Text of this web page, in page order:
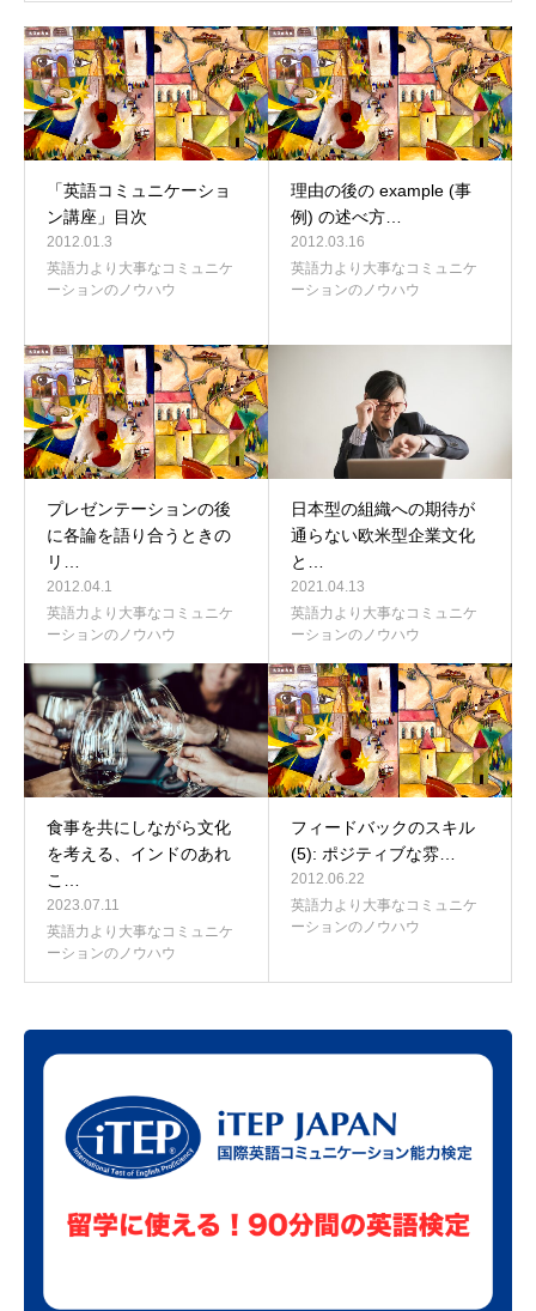
「英語コミュニケーショ
ン講座」目次
2012.01.3
英語力より大事なコミュニケ
ーションのノウハウ
理由の後の example (事
例) の述べ方…
2012.03.16
英語力より大事なコミュニケ
ーションのノウハウ
プレゼンテーションの後
に各論を語り合うときの
リ…
2012.04.1
英語力より大事なコミュニケ
ーションのノウハウ
日本型の組織への期待が
通らない欧米型企業文化
と…
2021.04.13
英語力より大事なコミュニケ
ーションのノウハウ
食事を共にしながら文化
を考える、インドのあれ
こ…
2023.07.11
英語力より大事なコミュニケ
ーションのノウハウ
フィードバックのスキル
(5): ポジティブな雰…
2012.06.22
英語力より大事なコミュニケ
ーションのノウハウ